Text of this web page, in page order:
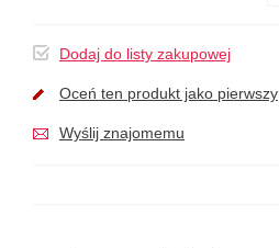
Dodaj do listy zakupowej
Oceń ten produkt jako pierwszy
Wyślij znajomemu